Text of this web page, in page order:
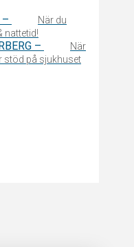
–
När du
nattetid!
–
När
stöd på sjukhuset